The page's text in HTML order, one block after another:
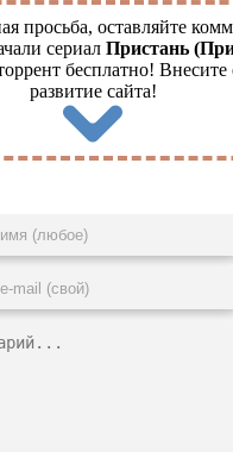
просьба, оставляйте
сериал Пристань
бесплатно! Внесите
развитие сайта!